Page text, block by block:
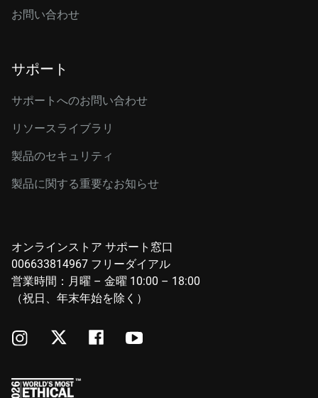
お問い合わせ
サポート
サポートへのお問い合わせ
リソースライブラリ
製品のセキュリティ
製品に関する重要なお知らせ
オンラインストア サポート窓口
006633814967 フリーダイアル
営業時間：月曜 – 金曜 10:00 – 18:00
（祝日、年末年始を除く）